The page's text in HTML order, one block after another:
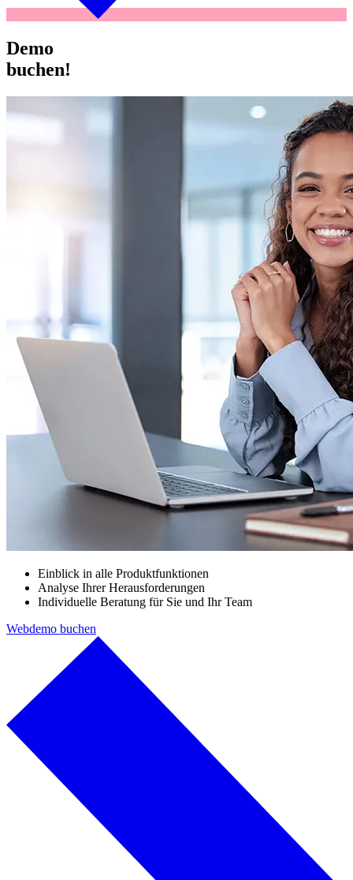
Demo
buchen!
Einblick in alle Produktfunktionen
Analyse Ihrer Herausforderungen
Individuelle Beratung für Sie und Ihr Team
Webdemo buchen